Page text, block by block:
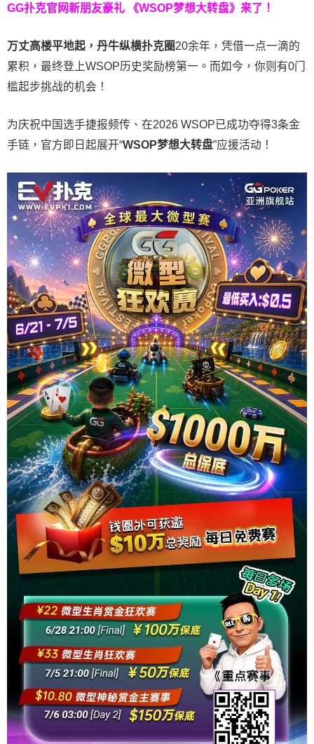
GG扑克官网新朋友豪礼 《WSOP梦想大转盘》来了！
万丈高楼平地起，丹牛纵横扑克圈20余年，凭借一点一滴的
累积，最终登上WSOP历史奖励榜第一。而如今，你则有0门
槛起步挑战的机会！
为庆祝中国选手捷报频传、在2026 WSOP已成功夺得3条金
手链，官方即日起展开“WSOP梦想大转盘”应援活动！